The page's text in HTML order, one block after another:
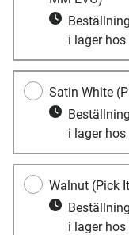
i lager
Satin White
i lager
Walnut (Pick
i lager